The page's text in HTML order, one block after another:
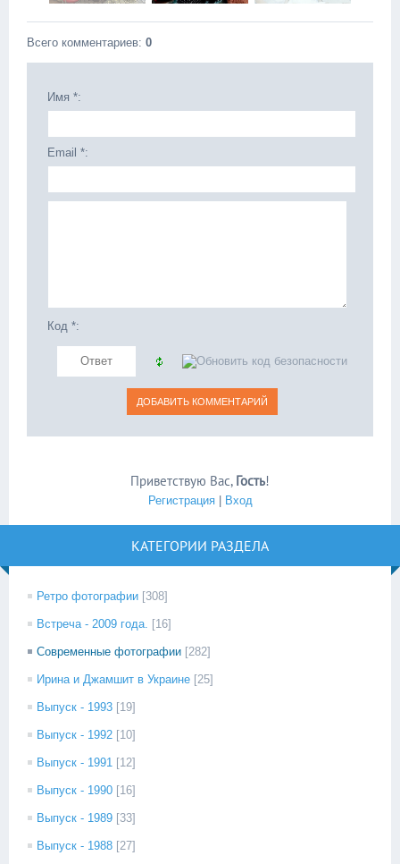
Всего комментариев: 0
Имя *:
Email *:
Код *:
Приветствую Вас, Гость!
Регистрация| Вход
КАТЕГОРИИ РАЗДЕЛА
Ретро фотографии [308]
Встреча - 2009 года. [16]
Современные фотографии [282]
Ирина и Джамшит в Украине [25]
Выпуск - 1993 [19]
Выпуск - 1992 [10]
Выпуск - 1991 [12]
Выпуск - 1990 [16]
Выпуск - 1989 [33]
Выпуск - 1988 [27]